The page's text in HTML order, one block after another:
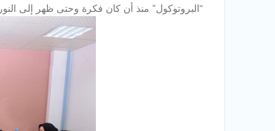
“البروتوكول” منذ أن كان فكرة وحتى ظهر إلى النور.